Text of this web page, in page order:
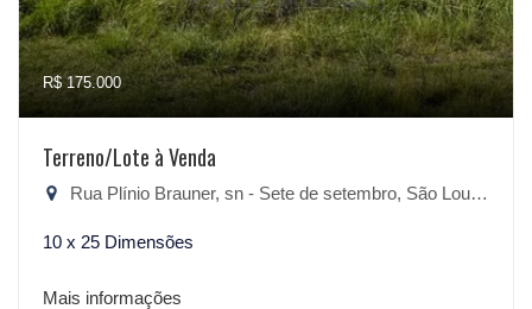
R$ 175.000
Terreno/Lote à Venda
Rua Plínio Brauner, sn - Sete de setembro, São Lourenço do Sul-RS
10 x 25 Dimensões
Mais informações